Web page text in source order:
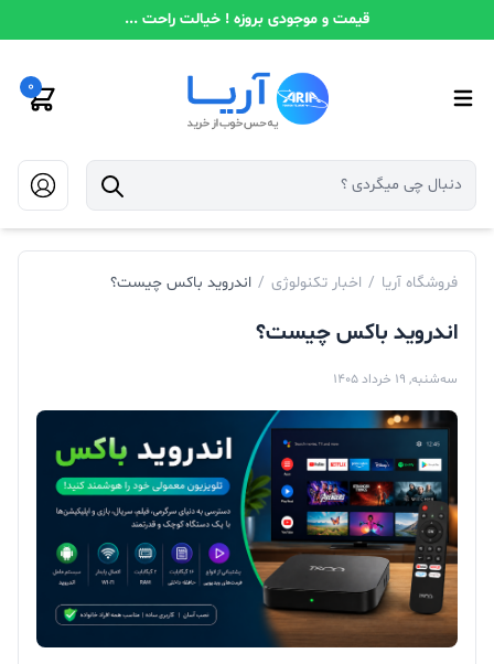
قیمت و موجودی بروزه ! خیالت راحت ...
0
فروشگاه آریا / اخبار تکنولوژی / اندروید باکس چیست؟
اندروید باکس چیست؟
سه‌شنبه, 19 خرداد 1405